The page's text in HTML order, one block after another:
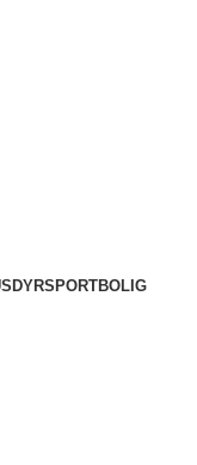
SPORTBOLIG